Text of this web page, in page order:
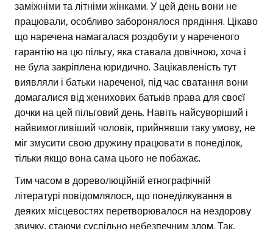
заміжніми та літніми жінками. У цей день вони не
працювали, особливо заборонялося прядіння. Цікаво
що наречена намагалася роздобути у нареченого
гарантію на цю пільгу, яка ставала довічною, хоча і
не була закріплена юридично. Зацікавленість тут
виявляли і батьки нареченої, під час сватання вони
домагалися від женихових батьків права для своєї
дочки на цей пільговий день. Навіть найсуворіший і
найвимогливіший чоловік, прийнявши таку умову, не
міг змусити свою дружину працювати в понеділок,
тільки якщо вона сама цього не побажає.
Тим часом в дореволюційній етнографічній
літературі повідомлялося, що понеділкування в
деяких місцевостях перетворювалося на нездорову
звичку, стаючи суспільно небезпечним злом. Так,